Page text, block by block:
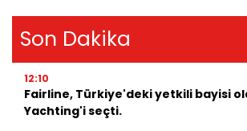
Son Dakika
12:10
Fairline, Türkiye'deki yetkili bayisi
Yachting'i seçti.